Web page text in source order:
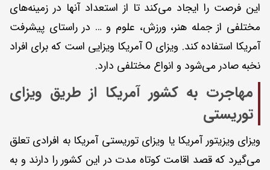
این فرصت را ایجاد می‌کند تا از استعداد آنها در زمینه‌های
مختلفی از جمله هنر، ورزش، علوم و … در راستای پیشرفت
آمریکا استفاده کند. ویزای O آمریکا ویزایی است که برای افراد
نخبه صادر می‌شود و انواع مختلفی دارد.
مهاجرت به کشور آمریکا از طریق ویزای
توریستی
ویزای ویزیتور آمریکا یا ویزای توریستی آمریکا به افرادی تعلق
می‌گیرد که قصد اقامت کوتاه مدت در این کشور را دارند و به